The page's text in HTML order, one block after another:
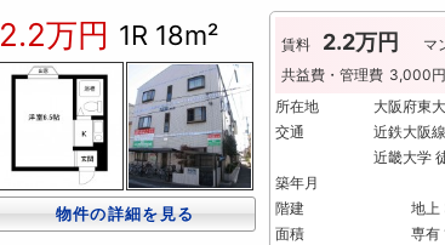
2.2万円 1R 18m²
物件の詳細を見る
賃料 2.2万円 マ
共益費・管理費 3,000円
所在地
大阪府東
交通
近鉄大阪
近畿大学
築年月
階建
地上
面積
専有